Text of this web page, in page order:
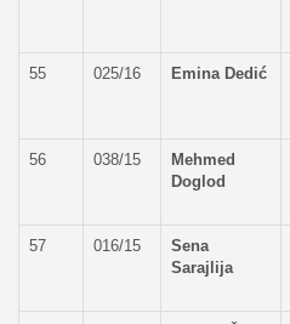
55 025/16 Emina Dedić
56 038/15
Mehmed
Doglod
57 016/15
Sena
Sarajlija